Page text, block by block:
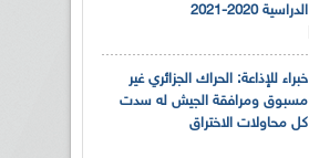
الدراسية 2020-2021
خبراء للإذاعة: الحراك الجزائري غير
مسبوق ومرافقة الجيش له سدت
كل محاولات الاختراق